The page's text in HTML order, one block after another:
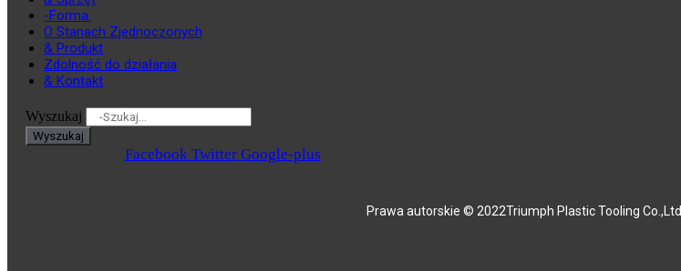
-Forma.
O Stanach Zjednoczonych
& Produkt
Zdolność do działania
& Kontakt
Wyszukaj
Wyszukaj
Facebook Twitter Google-plus
Prawa autorskie © 2022Triumph Plastic Tooling Co.,Ltd.